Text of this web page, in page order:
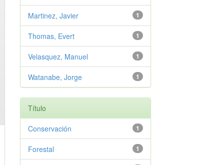
1
Martinez, Javier
1
Thomas, Evert
1
Velasquez, Manuel
1
Watanabe, Jorge
Título
1
Conservación
1
Forestal